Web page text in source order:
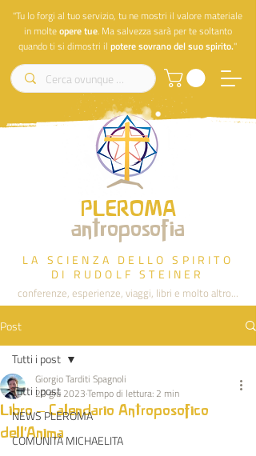
"Tu lo forgi al tuo servizio, tu ne mostri il valore materiale
in molteoperetue. Ma salvezza sarà per te soltanto
quando ti si dimostri il potere sovrano del suo spirito."
PLEROMA
antroposofia
LA SCIENZA DELLO SPIRITO
DI RUDOLF STEINER
conferenze, esperienze, viaggi, libri e molto altro...
Post
Tutti i post
NEWS PLEROMA
COMUNITÀ MICHAELITA
Tutti i post
Libro – Calendario Antroposofico
dell'Anima
Giorgio Tarditi Spagnoli
20 giu 2023Tempo di lettura: 2 min